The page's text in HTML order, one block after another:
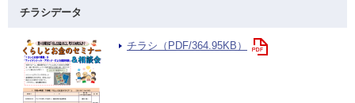
チラシデータ
チラシ（PDF/364.95KB）